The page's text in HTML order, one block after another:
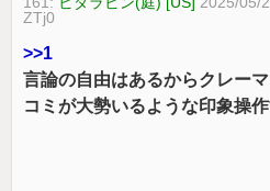
ZTj0
>>1
言論の自由はあるからクレー
コミが大勢いるような印象操